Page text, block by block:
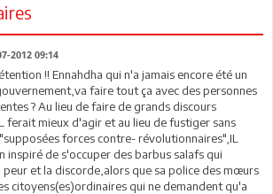
2012 09:14
!! Ennahdha qui n'a jamais encore été un
faire tout ça avec des personnes
? Au lieu de faire de grands discours
ferait mieux d'agir et au lieu de fustiger sans
forces contre- révolutionnaires",IL
inspiré de s'occuper des barbus salafs qui
peur et la discorde,alors que sa police des mœurs
citoyens(es)ordinaires qui ne demandent qu'a